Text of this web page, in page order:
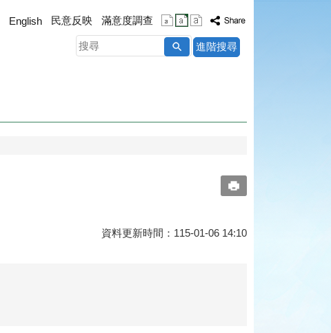
English 民意反映 滿意度調查
搜
尋
進階搜尋
資料更新時間：115-01-06 14:10